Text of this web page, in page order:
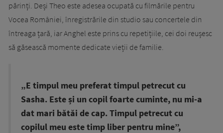
părinți. Deși Theo este adesea ocupată cu filmările pentru
Vocea României, înregistrările din studio sau concertele din
întreaga țară, iar Anghel este prins cu repetițiile, cei doi reușesc
să găsească momente dedicate vieții de familie.
„E timpul meu preferat timpul petrecut cu
Sasha. Este și un copil foarte cuminte, nu mi-a
dat mari bătăi de cap. Timpul petrecut cu
copilul meu este timp liber pentru mine”,